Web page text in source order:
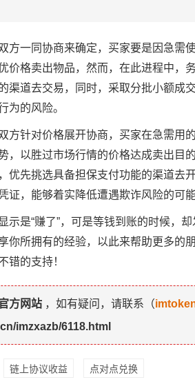
方一同协商来确定，买家要是因急需
价格卖出物品，然而，在此进程中，
渠道去交易，同时，采取分批小额成
为的风险。
方针对价格展开协商，买家在急需用
，以胜过市场行情的价格达成卖出目
优先挑选具备担保支付功能的渠道去
，能够着实降低遭遇欺诈风险的可能
示是“赚了”，可是等钱到账的时候，
你所拥有的经验，以此来帮助更多的
错的支持！
方网站 ，如有疑问，请联系（
imzxazb/6118.html
链上协议收益 点对点兑换